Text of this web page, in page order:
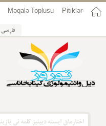
Pitiklər
Məqalə Toplusu
فارسی